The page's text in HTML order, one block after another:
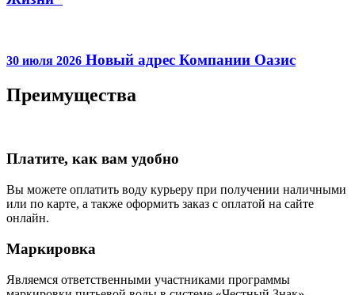
30 июля 2026 Новый адрес Компании Оазис
Преимущества
Платите, как вам удобно
Вы можете оплатить воду курьеру при получении наличными
или по карте, а также оформить заказ с оплатой на сайте
онлайн.
Маркировка
Являемся ответственными участниками программы